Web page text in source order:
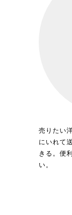
売りたい
にいれて
きる。便
い。